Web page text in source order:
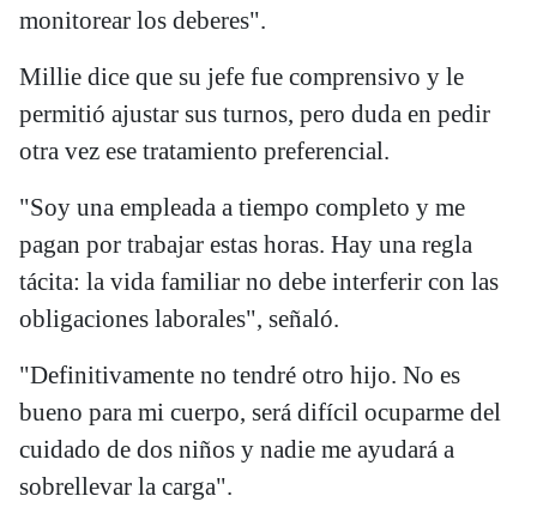
monitorear los deberes".
Millie dice que su jefe fue comprensivo y le
permitió ajustar sus turnos, pero duda en pedir
otra vez ese tratamiento preferencial.
"Soy una empleada a tiempo completo y me
pagan por trabajar estas horas. Hay una regla
tácita: la vida familiar no debe interferir con las
obligaciones laborales", señaló.
"Definitivamente no tendré otro hijo. No es
bueno para mi cuerpo, será difícil ocuparme del
cuidado de dos niños y nadie me ayudará a
sobrellevar la carga".